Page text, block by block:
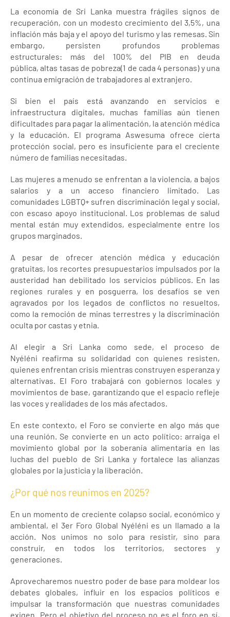
La economía de Sri Lanka muestra frágiles signos de
recuperación, con un modesto crecimiento del 3,5%, una
inflación más baja y el apoyo del turismo y las remesas. Sin
embargo, persisten profundos problemas
estructurales: más del 100% del PIB en deuda
pública, altas tasas de pobreza(1 de cada 4 personas) y una
continua emigración de trabajadores al extranjero.
Si bien el país está avanzando en servicios e
infraestructura digitales, muchas familias aún tienen
dificultades para pagar la alimentación, la atención médica
y la educación. El programa Aswesuma ofrece cierta
protección social, pero es insuficiente para el creciente
número de familias necesitadas.
Las mujeres a menudo se enfrentan a la violencia, a bajos
salarios y a un acceso financiero limitado. Las
comunidades LGBTQ+ sufren discriminación legal y social,
con escaso apoyo institucional. Los problemas de salud
mental están muy extendidos, especialmente entre los
grupos marginados.
A pesar de ofrecer atención médica y educación
gratuitas, los recortes presupuestarios impulsados ​​por la
austeridad han debilitado los servicios públicos. En las
regiones rurales y en posguerra, los desafíos se ven
agravados por los legados de conflictos no resueltos,
como la remoción de minas terrestres y la discriminación
oculta por castas y etnia.
Al elegir a Sri Lanka como sede, el proceso de
Nyéléni reafirma su solidaridad con quienes resisten,
quienes enfrentan crisis mientras construyen esperanza y
alternativas. El Foro trabajará con gobiernos locales y
movimientos de base, garantizando que el espacio refleje
las voces y realidades de los más afectados.
En este contexto, el Foro se convierte en algo más que
una reunión. Se convierte en un acto político: arraiga el
movimiento global por la soberanía alimentaria en las
luchas del pueblo de Sri Lanka y fortalece las alianzas
globales por la justicia y la liberación.
¿Por qué nos reunimos en 2025?
En un momento de creciente colapso social, económico y
ambiental, el 3er Foro Global Nyéléni es un llamado a la
acción. Nos unimos no solo para resistir, sino para
construir, en todos los territorios, sectores y
generaciones.
Aprovecharemos nuestro poder de base para moldear los
debates globales, influir en los espacios políticos e
impulsar la transformación que nuestras comunidades
exigen. Pero el objetivo del proceso no es el foro en sí,